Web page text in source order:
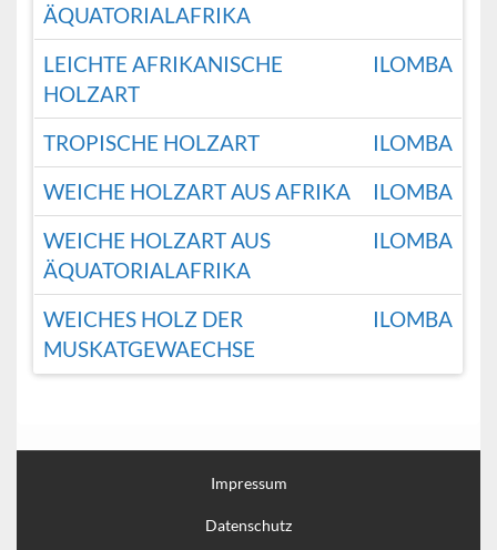
ÄQUATORIALAFRIKA
LEICHTE AFRIKANISCHE
HOLZART
ILOMBA
TROPISCHE HOLZART
ILOMBA
WEICHE HOLZART AUS AFRIKA
ILOMBA
WEICHE HOLZART AUS
ÄQUATORIALAFRIKA
ILOMBA
WEICHES HOLZ DER
MUSKATGEWAECHSE
ILOMBA
Impressum
Datenschutz